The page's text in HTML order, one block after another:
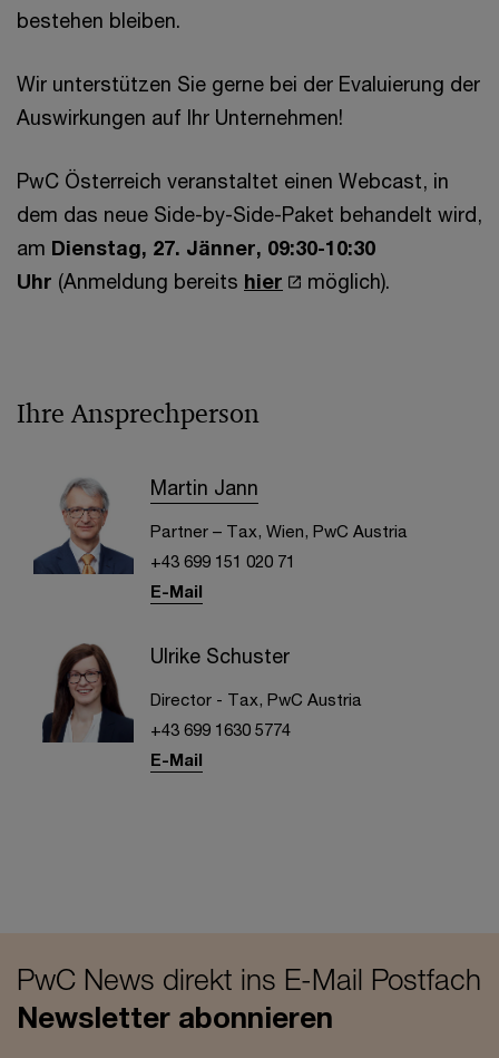
bestehen bleiben.
Wir unterstützen Sie gerne bei der Evaluierung der
Auswirkungen auf Ihr Unternehmen!
PwC Österreich veranstaltet einen Webcast, in
dem das neue Side-by-Side-Paket behandelt wird,
am Dienstag, 27. Jänner, 09:30-10:30
Uhr (Anmeldung bereits hier möglich).
Ihre Ansprechperson
Martin Jann
Partner – Tax, Wien, PwC Austria
+43 699 151 020 71
E-Mail
Ulrike Schuster
Director - Tax, PwC Austria
+43 699 1630 5774
E-Mail
PwC News direkt ins E-Mail Postfach
Newsletter abonnieren